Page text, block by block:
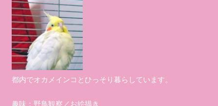
都内でオカメインコとひっそり暮らしています。
趣味：野鳥観察／お絵描き